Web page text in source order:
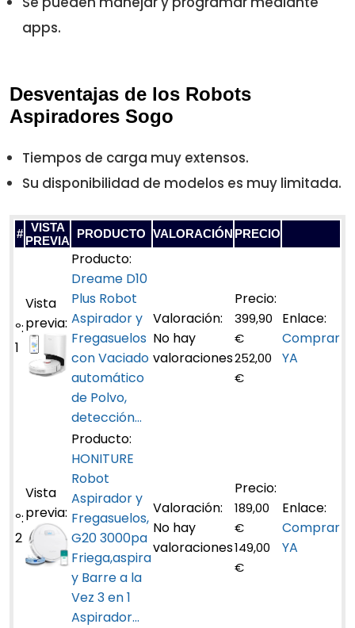
apps.
Desventajas de los Robots
Aspiradores Sogo
Tiempos de carga muy extensos.
Su disponibilidad de modelos es muy limitada.
#
VISTA
PREVIA
PRODUCTO VALORACIÓN PRECIO
1
Dreame D10
Plus Robot
Aspirador y
Fregasuelos
con Vaciado
automático
de Polvo,
detección...
No hay
valoraciones
399,90
€
252,00
€
Comprar
YA
2
HONITURE
Robot
Aspirador y
Fregasuelos,
G20 3000pa
Friega,aspira
y Barre a la
Vez 3 en 1
Aspirador...
No hay
valoraciones
189,00
€
149,00
€
Comprar
YA